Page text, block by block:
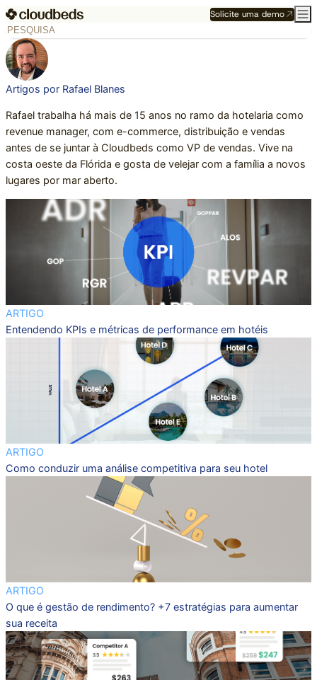
Solicite uma demo
Artigos por Rafael Blanes
Rafael trabalha há mais de 15 anos no ramo da hotelaria como
revenue manager, com e-commerce, distribuição e vendas
antes de se juntar à Cloudbeds como VP de vendas. Vive na
costa oeste da Flórida e gosta de velejar com a família a novos
lugares por mar aberto.
ARTIGO
Entendendo KPIs e métricas de performance em hotéis
ARTIGO
Como conduzir uma análise competitiva para seu hotel
ARTIGO
O que é gestão de rendimento? +7 estratégias para aumentar
sua receita